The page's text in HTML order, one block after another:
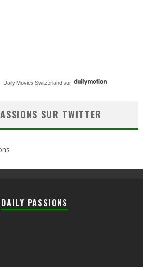
Daily Movies Switzerland sur
SUR TWITTER
DAILY PASSIONS